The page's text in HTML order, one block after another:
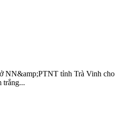
NN&amp;PTNT tỉnh Trà Vinh cho
trắng...